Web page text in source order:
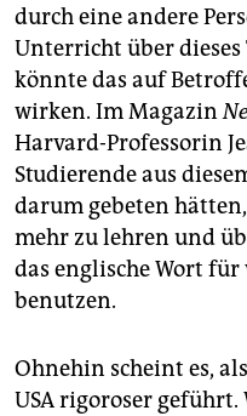
durch eine andere
Unterricht über dieses
könnte das auf
wirken. Im Magazin
Harvard-Professorin
Studierende aus
darum gebeten
mehr zu lehren und
das englische Wort
benutzen.
Ohnehin scheint es,
USA rigoroser